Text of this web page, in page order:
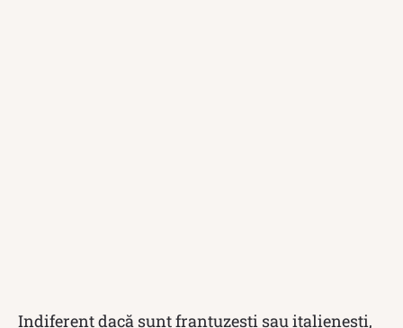
Indiferent dacă sunt franțuzești sau italienești,